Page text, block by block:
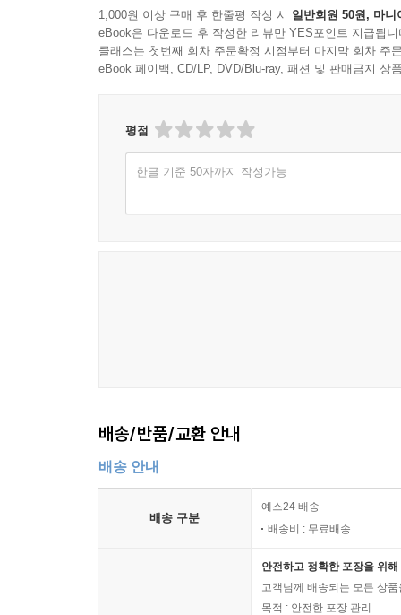
1,000원 이상 구매 후 한줄평 작성 시 일반회원 50원, 마니
eBook은 다운로드 후 작성한 리뷰만 YES포인트 지급됩니
클래스는 첫번째 회차 주문확정 시점부터 마지막 회차 주
eBook 페이백, CD/LP, DVD/Blu-ray, 패션 및 판매금지 상
평점
한글 기준 50자까지 작성가능
배송/반품/교환 안내
배송 안내
배송 구분
예스24 배송
배송비 : 무료배송
안전하고 정확한 포장을 위
고객님께 배송되는 모든 상
목적 : 안전한 포장 관리